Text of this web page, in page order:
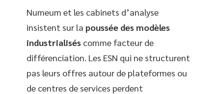
Numeum et les cabinets d’analyse
insistent sur la poussée des modèles
industrialisés comme facteur de
différenciation. Les ESN qui ne structurent
pas leurs offres autour de plateformes ou
de centres de services perdent